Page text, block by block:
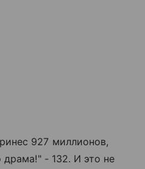
927 миллионов,
драма!" - 132. И это не